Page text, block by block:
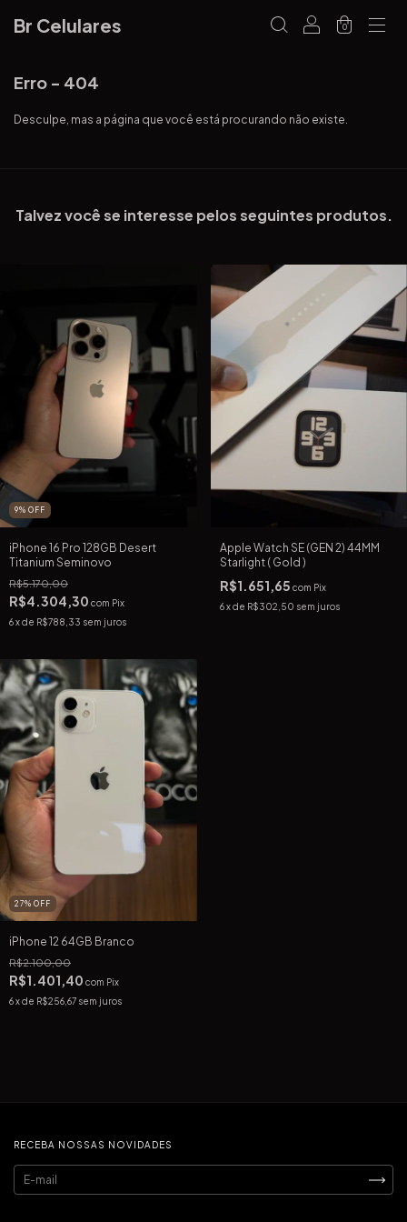
Br Celulares 0
Erro - 404
Desculpe, mas a página que você está procurando não existe.
Talvez você se interesse pelos seguintes produtos.
9% OFF
iPhone 16 Pro 128GB Desert
Titanium Seminovo
R$5.170,00
R$4.304,30 com Pix
6x de R$788,33 sem juros
Apple Watch SE (GEN 2) 44MM
Starlight ( Gold )
R$1.651,65 com Pix
6 x de R$302,50 sem juros
27% OFF
iPhone 12 64GB Branco
R$2.100,00
R$1.401,40 com Pix
6x de R$256,67 sem juros
RECEBA NOSSAS NOVIDADES